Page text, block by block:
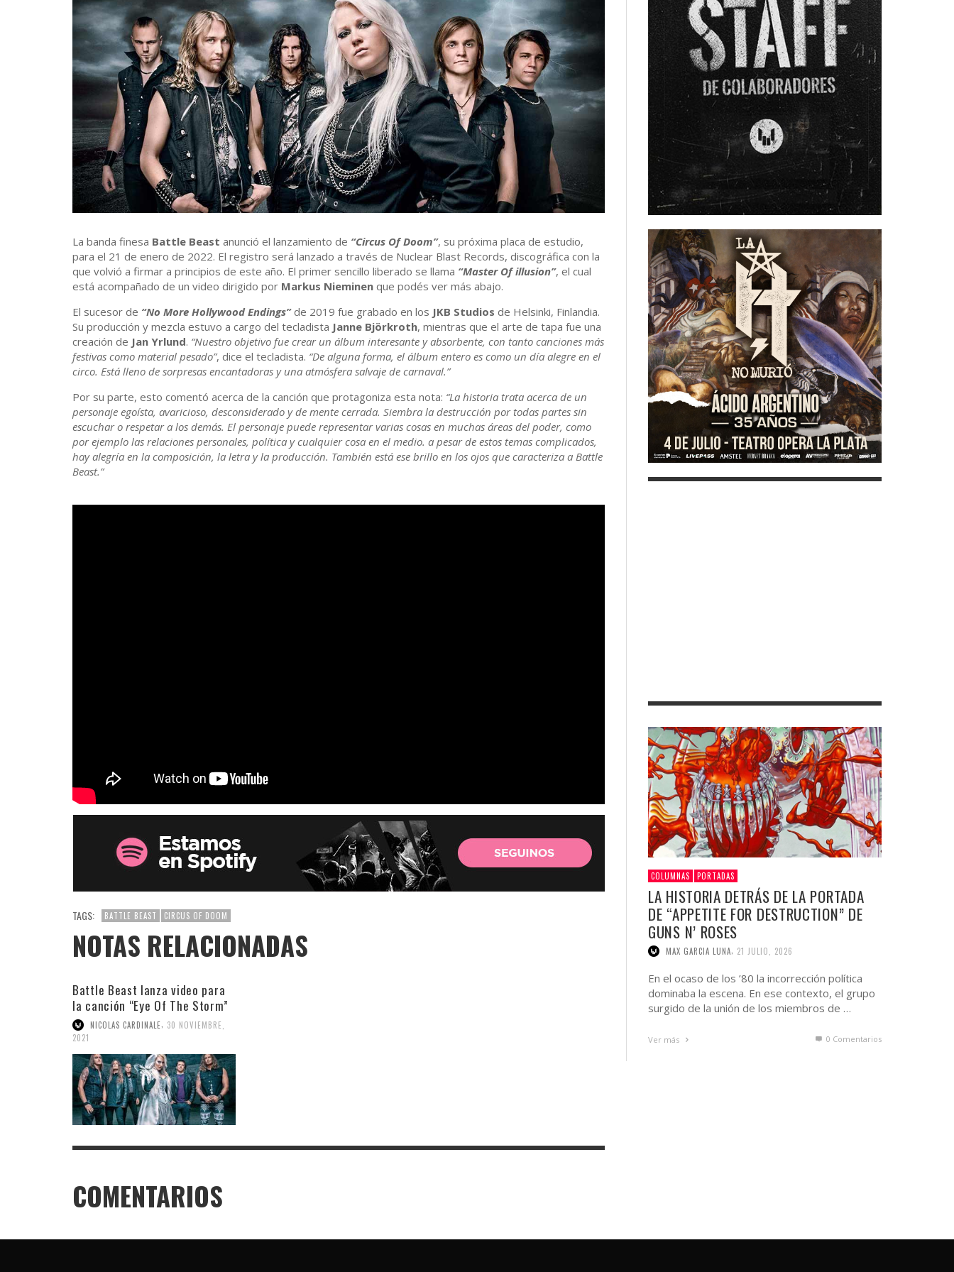
La banda finesa Battle Beast anunció el lanzamiento de “Circus Of Doom”, su próxima placa de estudio,
para el 21 de enero de 2022. El registro será lanzado a través de Nuclear Blast Records, discográfica con la
que volvió a firmar a principios de este año. El primer sencillo liberado se llama “Master Of illusion”, el cual
está acompañado de un video dirigido por Markus Nieminen que podés ver más abajo.
El sucesor de “No More Hollywood Endings”de 2019 fue grabado en los JKB Studios de Helsinki, Finlandia.
Su producción y mezcla estuvo a cargo del tecladista Janne Björkroth, mientras que el arte de tapa fue una
creación de Jan Yrlund. “Nuestro objetivo fue crear un álbum interesante y absorbente, con tanto canciones más
festivas como material pesado”, dice el tecladista. “De alguna forma, el álbum entero es como un día alegre en el
circo. Está lleno de sorpresas encantadoras y una atmósfera salvaje de carnaval.”
Por su parte, esto comentó acerca de la canción que protagoniza esta nota: “La historia trata acerca de un
personaje egoísta, avaricioso, desconsiderado y de mente cerrada. Siembra la destrucción por todas partes sin
escuchar o respetar a los demás. El personaje puede representar varias cosas en muchas áreas del poder, como
por ejemplo las relaciones personales, política y cualquier cosa en el medio. a pesar de estos temas complicados,
hay alegría en la composición, la letra y la producción. También está ese brillo en los ojos que caracteriza a Battle
Beast.”
TAGS: BATTLE BEAST CIRCUS OF DOOM
NOTAS RELACIONADAS
Battle Beast lanza video para
la canción “Eye Of The Storm”
NICOLAS CARDINALE
30 NOVIEMBRE,
2021
COMENTARIOS
COLUMNAS PORTADAS
LA HISTORIA DETRÁS DE LA PORTADA
DE “APPETITE FOR DESTRUCTION” DE
GUNS N’ ROSES
MAX GARCIA LUNA, 21 JULIO, 2026
En el ocaso de los ’80 la incorrección política
dominaba la escena. En ese contexto, el grupo
surgido de la unión de los miembros de …
Ver más 0 Comentarios